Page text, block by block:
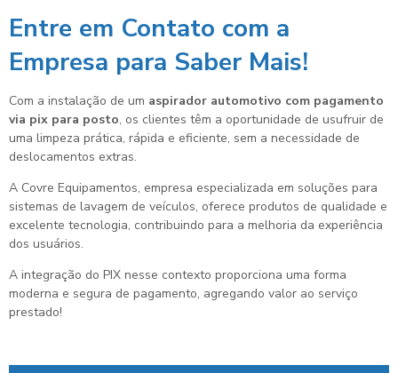
Entre em Contato com a
Empresa para Saber Mais!
Com a instalação de um aspirador automotivo com pagamento
via pix para posto, os clientes têm a oportunidade de usufruir de
uma limpeza prática, rápida e eficiente, sem a necessidade de
deslocamentos extras.
A Covre Equipamentos, empresa especializada em soluções para
sistemas de lavagem de veículos, oferece produtos de qualidade e
excelente tecnologia, contribuindo para a melhoria da experiência
dos usuários.
A integração do PIX nesse contexto proporciona uma forma
moderna e segura de pagamento, agregando valor ao serviço
prestado!